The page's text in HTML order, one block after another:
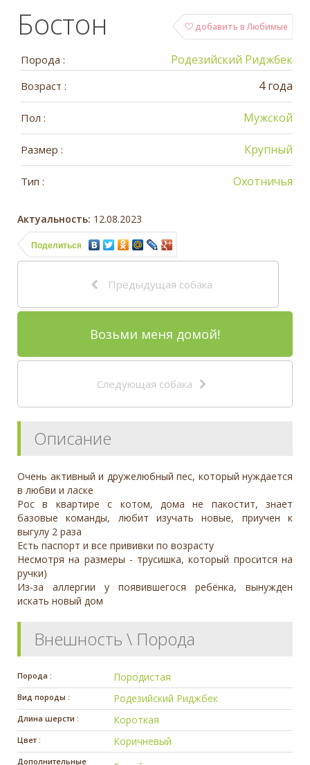
добавить в Любимые
Бостон
Порода : Родезийский Риджбек
Возраст : 4 года
Пол : Мужской
Размер : Крупный
Тип : Охотничья
Актуальность: 12.08.2023
Поделиться
Предыдущая собака
Возьми меня домой!
Следующая собака
Описание
Очень активный и дружелюбный пес, который нуждается
в любви и ласке
Рос в квартире с котом, дома не пакостит, знает
базовые команды, любит изучать новые, приучен к
выгулу 2 раза
Есть паспорт и все прививки по возрасту
Несмотря на размеры - трусишка, который просится на
ручки)
Из-за аллергии у появившегося ребёнка, вынужден
искать новый дом
Внешность \ Порода
Порода : Породистая
Вид породы : Родезийский Риджбек
Длина шерсти : Короткая
Цвет : Коричневый
Дополнительные